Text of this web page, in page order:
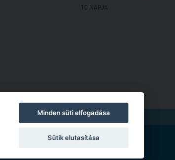
10 NAPJA
SZABÁLYZATMinden süti elfogadása
Sütik elutasítása